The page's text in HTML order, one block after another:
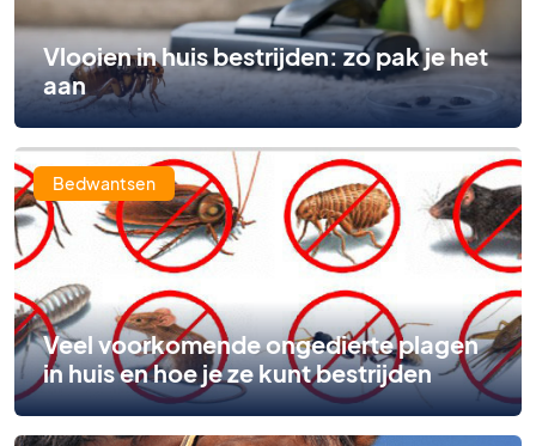
Vlooien in huis bestrijden: zo pak je het
aan
Bedwantsen
Veel voorkomende ongedierte plagen
in huis en hoe je ze kunt bestrijden